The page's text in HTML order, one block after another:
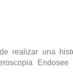
realizar una